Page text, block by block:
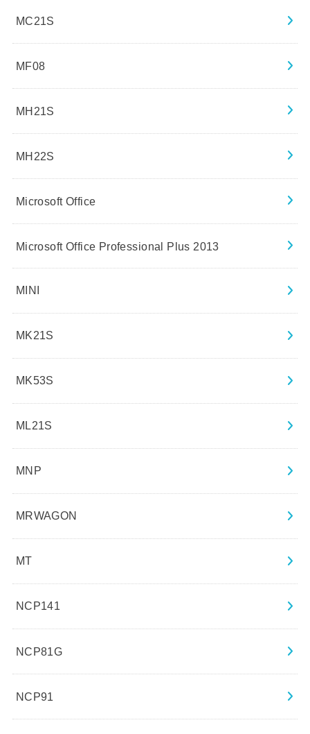
MC21S
MF08
MH21S
MH22S
Microsoft Office
Microsoft Office Professional Plus 2013
MINI
MK21S
MK53S
ML21S
MNP
MRWAGON
MT
NCP141
NCP81G
NCP91